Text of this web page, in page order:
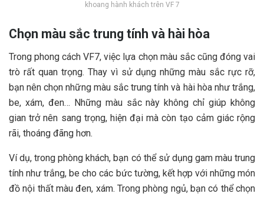
khoang hành khách trên VF 7
Chọn màu sắc trung tính và hài hòa
Trong phong cách VF7, việc lựa chọn màu sắc cũng đóng vai
trò rất quan trọng. Thay vì sử dụng những màu sắc rực rỡ,
bạn nên chọn những màu sắc trung tính và hài hòa như trắng,
be, xám, đen… Những màu sắc này không chỉ giúp không
gian trở nên sang trọng, hiện đại mà còn tạo cảm giác rộng
rãi, thoáng đãng hơn.
Ví dụ, trong phòng khách, bạn có thể sử dụng gam màu trung
tính như trắng, be cho các bức tường, kết hợp với những món
đồ nội thất màu đen, xám. Trong phòng ngủ, bạn có thể chọn